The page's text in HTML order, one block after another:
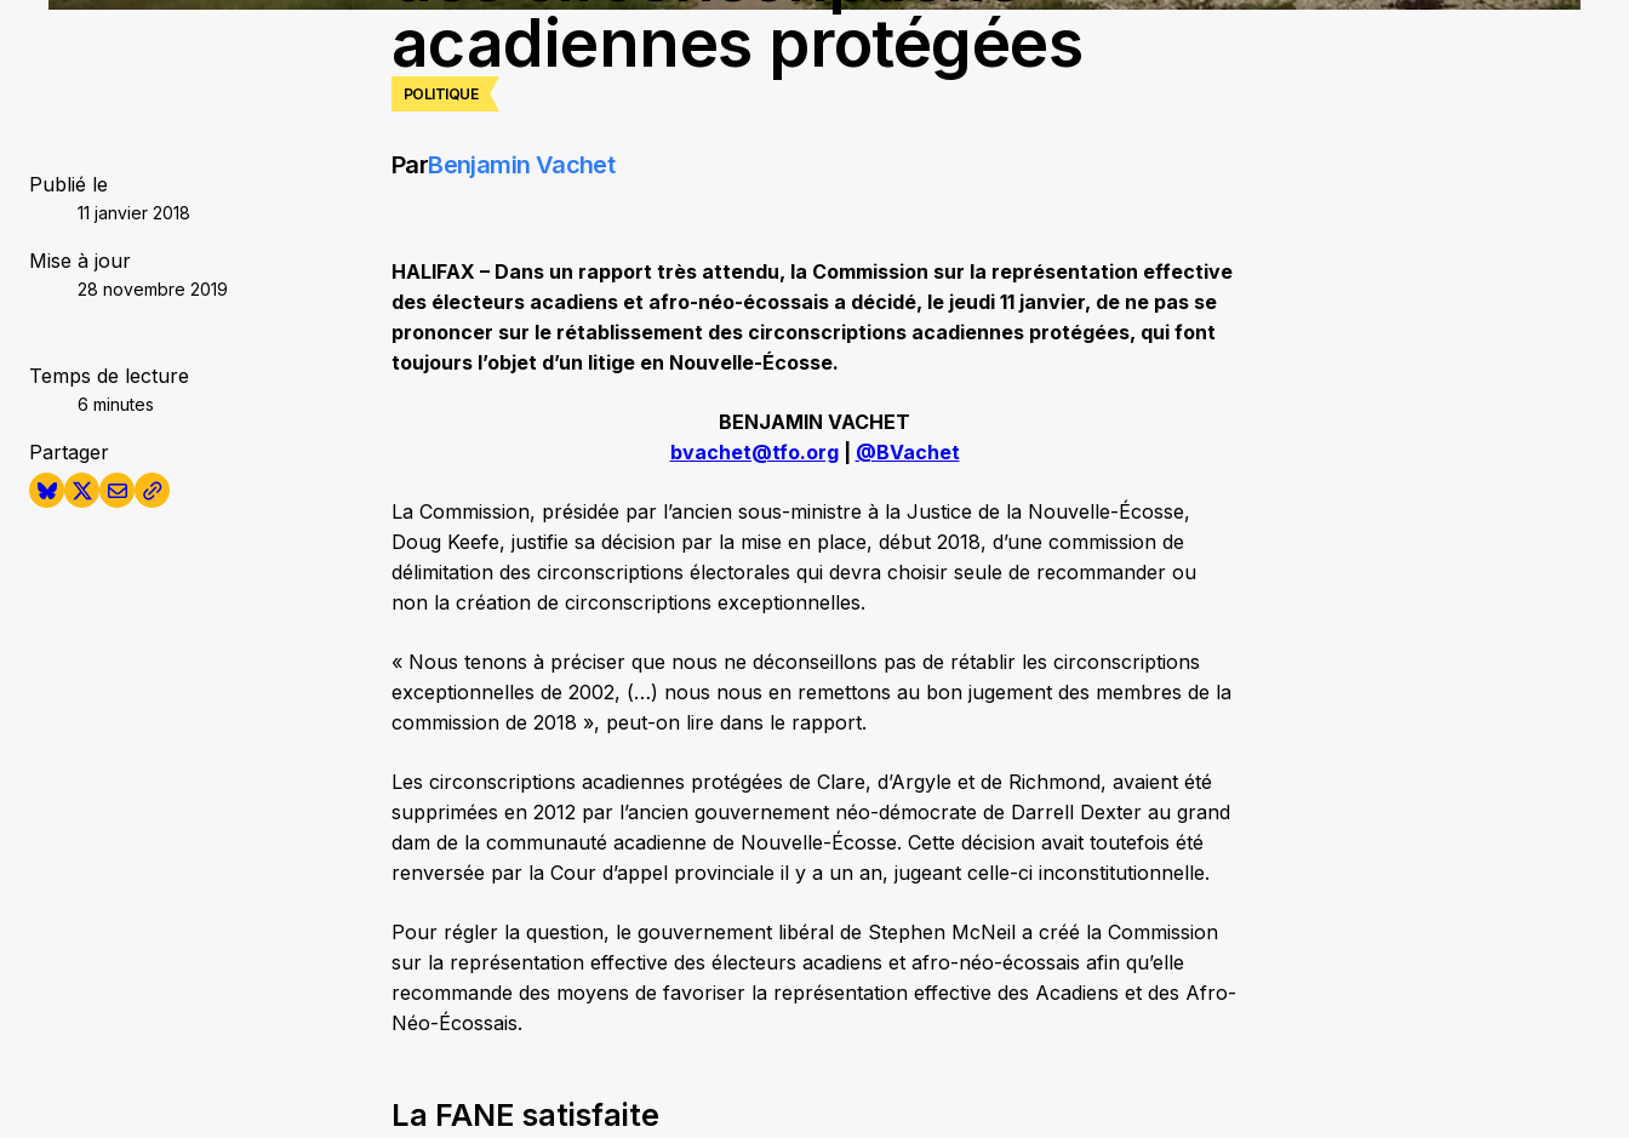
POLITIQUE
acadiennes protégées
Publié le
11 janvier 2018
Mise à jour
28 novembre 2019
Temps de lecture
6 minutes
Partager
ParBenjamin Vachet
HALIFAX – Dans un rapport très attendu, la Commission sur la représentation effective
des électeurs acadiens et afro-néo-écossais a décidé, le jeudi 11 janvier, de ne pas se
prononcer sur le rétablissement des circonscriptions acadiennes protégées, qui font
toujours l’objet d’un litige en Nouvelle-Écosse.
BENJAMIN VACHET
bvachet@tfo.org| @BVachet
La Commission, présidée par l’ancien sous-ministre à la Justice de la Nouvelle-Écosse,
Doug Keefe, justifie sa décision par la mise en place, début 2018, d’une commission de
délimitation des circonscriptions électorales qui devra choisir seule de recommander ou
non la création de circonscriptions exceptionnelles.
« Nous tenons à préciser que nous ne déconseillons pas de rétablir les circonscriptions
exceptionnelles de 2002, (…) nous nous en remettons au bon jugement des membres de la
commission de 2018 », peut-on lire dans le rapport.
Les circonscriptions acadiennes protégées de Clare, d’Argyle et de Richmond, avaient été
supprimées en 2012 par l’ancien gouvernement néo-démocrate de Darrell Dexter au grand
dam de la communauté acadienne de Nouvelle-Écosse. Cette décision avait toutefois été
renversée par la Cour d’appel provinciale il y a un an, jugeant celle-ci inconstitutionnelle.
Pour régler la question, le gouvernement libéral de Stephen McNeil a créé la Commission
sur la représentation effective des électeurs acadiens et afro-néo-écossais afin qu’elle
recommande des moyens de favoriser la représentation effective des Acadiens et des Afro-
Néo-Écossais.
La FANE satisfaite